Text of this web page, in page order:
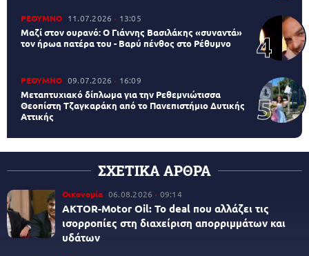
ΡΕΘΥΜΝΟ 11.07.2026 13:05
Μαζί στον ουρανό: Ο Γιάννης Βασιλάκης «συναντά»
τον ήρωα πατέρα του - Βαρύ πένθος στο Ρέθυμνο
ΡΕΘΥΜΝΟ 09.07.2026 16:09
Μεταπτυχιακό δίπλωμα για την Ρεθεμνιώτισσα
Θεοπίστη Τζαγκαράκη από το Πανεπιστήμιο Δυτικής
Αττικής
ΣΧΕΤΙΚΑ ΑΡΘΡΑ
Οικονομία 06.08.2026 09:14
AKTOR-Motor Oil: Το deal που αλλάζει τις
ισορροπίες στη διαχείριση απορριμμάτων και
υδάτων